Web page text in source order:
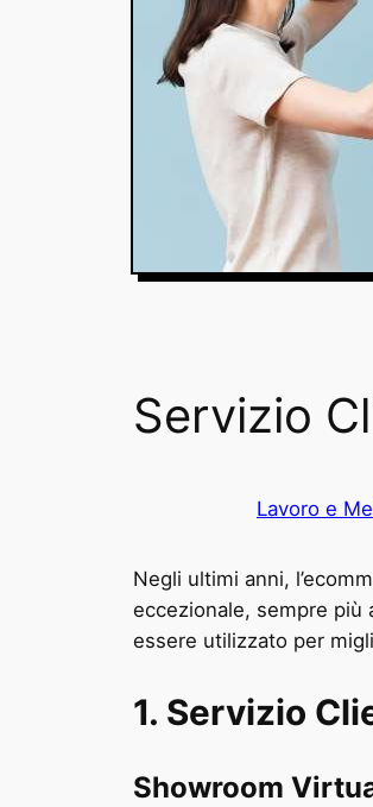
Servizio
Lavoro e
Negli ultimi anni,
eccezionale, sempre più
essere utilizzato per
1. Servizio
Showroom